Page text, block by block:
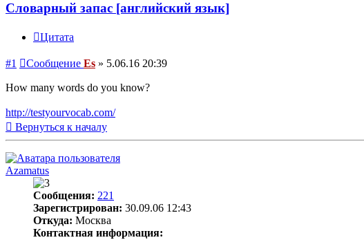
Словарный запас [английский язык]
Цитата
#1 Сообщение Es » 5.06.16 20:39
How many words do you know?
http://testyourvocab.com/
Вернуться к началу
Azamatus
Сообщения: 221
Зарегистрирован: 30.09.06 12:43
Откуда: Москва
Контактная информация: